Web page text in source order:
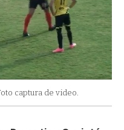
captura de video.